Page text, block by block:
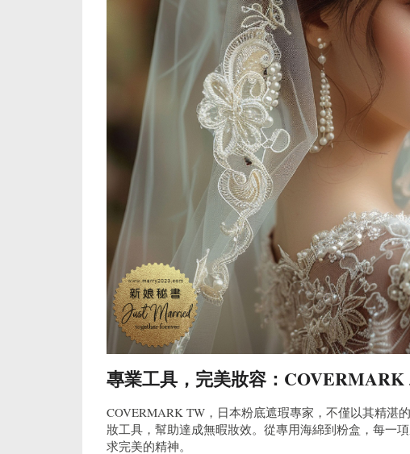
專業工具，完美妝容：
COVERMARK TW，日本粉底遮瑕專家，不僅以其精湛
妝工具，幫助達成無暇妝效。從專用海綿到粉盒，每一
求完美的精神。